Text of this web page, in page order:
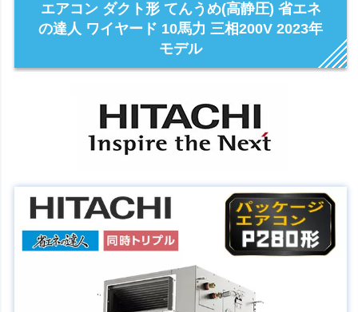
エアコン ダクト形 てんうめ(高静圧) 省エネ
の達人 ワイヤード 10馬力 三相200V 2023年
モデル